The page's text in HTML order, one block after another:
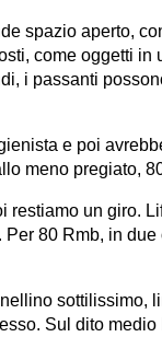
spazio aperto,
come oggetti
i passanti
e poi
meno pregiato,
restiamo un giro.
80 Rmb, in
sottilissimo,
Sul dito